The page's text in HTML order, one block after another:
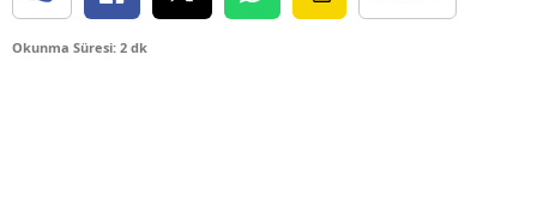
Okunma Süresi: 2 dk